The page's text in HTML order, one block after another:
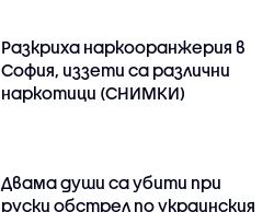
Разкриха наркооранжерия в
София, иззети са различни
наркотици (СНИМКИ)
Двама души са убити при
руски обстрeл по украинския